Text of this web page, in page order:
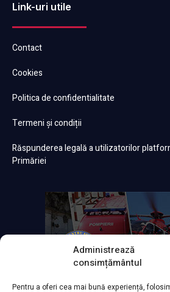
Administrează
consimțământul
Pentru a oferi cea mai bună experiență,
Link-uri utile
Contact
Cookies
Politica de confidentialitate
Termeni și condiții
Răspunderea legală a utilizatorilor
Primăriei